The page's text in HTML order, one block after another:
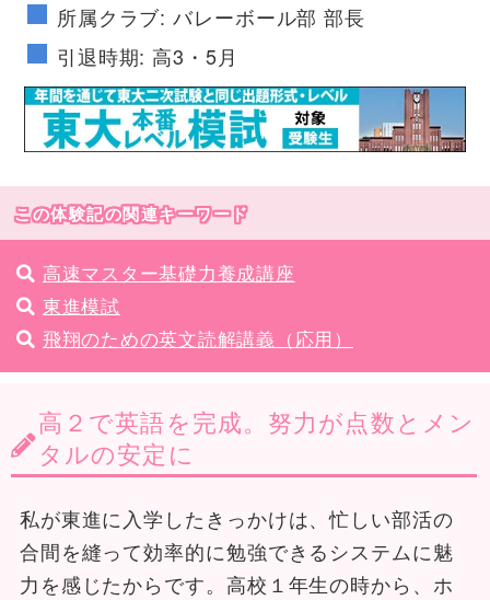
所属クラブ: バレーボール部 部長
引退時期: 高3・5月
この体験記の関連キーワード
高速マスター基礎力養成講座
東進模試
飛翔のための英文読解講義（応用）
高２で英語を完成。努力が点数とメン
タルの安定に
私が東進に入学したきっかけは、忙しい部活の
合間を縫って効率的に勉強できるシステムに魅
力を感じたからです。高校１年生の時から、ホ